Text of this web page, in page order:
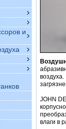
и
JOHN
влаги в